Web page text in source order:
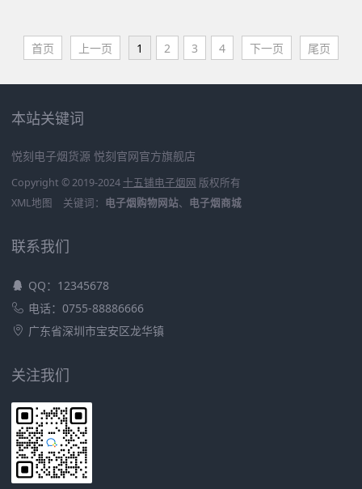
首页 上一页 1 2 3 4 下一页 尾页
本站关键词
悦刻电子烟货源 悦刻官网官方旗舰店
Copyright © 2019-2024 十五铺电子烟网 版权所有
XML地图
关键词： 电子烟购物网站、 电子烟商城
联系我们
QQ：12345678
电话：0755-88886666
广东省深圳市宝安区龙华镇
关注我们